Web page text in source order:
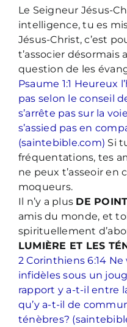
Le Seigneur Jésus-
intelligence, tu es
Jésus-Christ, c’est
t’associer désormais
question de les
Psaume 1:1 Heureux
pas selon le conseil
s’arrête pas sur la
s’assied pas en
(saintebible.com) Si
fréquentations, tes
ne peux t’asseoir en
moqueurs.
Il n’y a plus DE
amis du monde, et
spirituellement
LUMIÈRE ET LES
2 Corinthiens 6:14
infidèles sous un
rapport y a-t-il entre
qu’y a-t-il de
ténèbres?